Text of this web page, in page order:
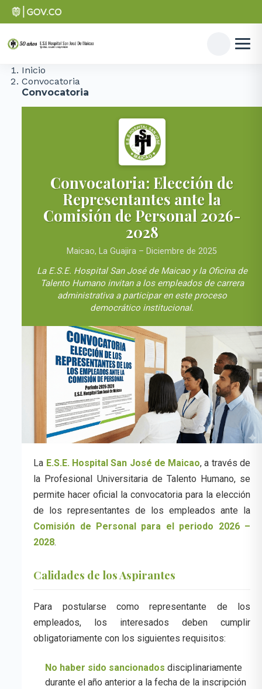
Inicio
Convocatoria
Convocatoria
Convocatoria: Elección de
Representantes ante la
Comisión de Personal 2026-
2028
Maicao, La Guajira – Diciembre de 2025
La E.S.E. Hospital San José de Maicao y la Oficina de
Talento Humano invitan a los empleados de carrera
administrativa a participar en este proceso
democrático institucional.
empleados.
La E.S.E. Hospital San José de Maicao, a través de
la Profesional Universitaria de Talento Humano, se
permite hacer oficial la convocatoria para la elección
de los representantes de los empleados ante la
Comisión de Personal para el periodo 2026 –
2028.
Calidades de los Aspirantes
Para postularse como representante de los
empleados, los interesados deben cumplir
obligatoriamente con los siguientes requisitos:
No haber sido sancionados disciplinariamente
durante el año anterior a la fecha de la inscripción